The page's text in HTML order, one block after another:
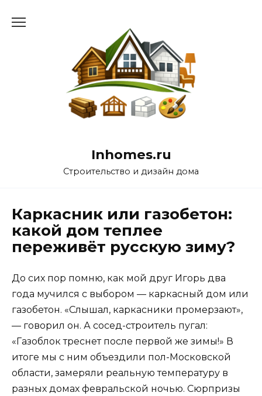
Inhomes.ru
Строительство и дизайн дома
Каркасник или газобетон:
какой дом теплее
переживёт русскую зиму?
До сих пор помню, как мой друг Игорь два
года мучился с выбором — каркасный дом или
газобетон. «Слышал, каркасники промерзают»,
— говорил он. А сосед-строитель пугал:
«Газоблок треснет после первой же зимы!» В
итоге мы с ним объездили пол-Московской
области, замеряли реальную температуру в
разных домах февральской ночью. Сюрпризы